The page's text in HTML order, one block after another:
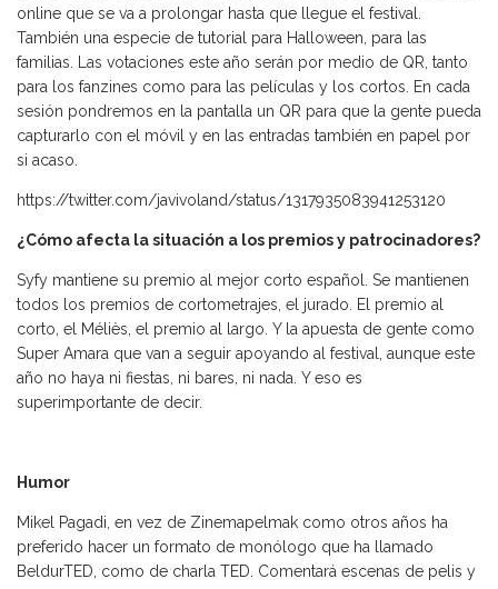
online que se va a prolongar hasta que llegue el festival.
También una especie de tutorial para Halloween, para las
familias. Las votaciones este año serán por medio de QR, tanto
para los fanzines como para las películas y los cortos. En cada
sesión pondremos en la pantalla un QR para que la gente pueda
capturarlo con el móvil y en las entradas también en papel por
si acaso.
https://twitter.com/javivoland/status/1317935083941253120
¿Cómo afecta la situación a los premios y patrocinadores?
Syfy mantiene su premio al mejor corto español. Se mantienen
todos los premios de cortometrajes, el jurado. El premio al
corto, el Méliès, el premio al largo. Y la apuesta de gente como
Super Amara que van a seguir apoyando al festival, aunque este
año no haya ni fiestas, ni bares, ni nada. Y eso es
superimportante de decir.
Humor
Mikel Pagadi, en vez de Zinemapelmak como otros años ha
preferido hacer un formato de monólogo que ha llamado
BeldurTED, como de charla TED. Comentará escenas de pelis y